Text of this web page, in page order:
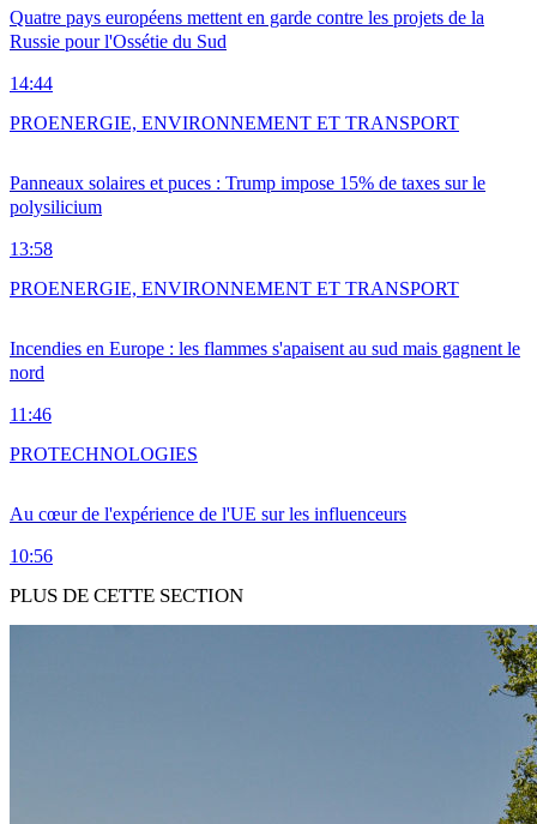
Quatre pays européens mettent en garde contre les projets de la
Russie pour l'Ossétie du Sud
14:44
Panneaux solaires et puces : Trump impose 15% de taxes sur le
polysilicium
13:58
PROENERGIE, ENVIRONNEMENT ET TRANSPORT
Incendies en Europe : les flammes s'apaisent au sud mais gagnent le
nord
11:46
PROENERGIE, ENVIRONNEMENT ET TRANSPORT
Au cœur de l'expérience de l'UE sur les influenceurs
10:56
PROTECHNOLOGIES
PLUS DE CETTE SECTION